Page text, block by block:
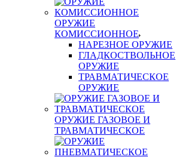
ОРУЖИЕ
КОМИССИОННОЕ
НАРЕЗНОЕ ОРУЖИЕ
ГЛАДКОСТВОЛЬНОЕ
ОРУЖИЕ
ТРАВМАТИЧЕСКОЕ
ОРУЖИЕ
ОРУЖИЕ ГАЗОВОЕ И
ТРАВМАТИЧЕСКОЕ